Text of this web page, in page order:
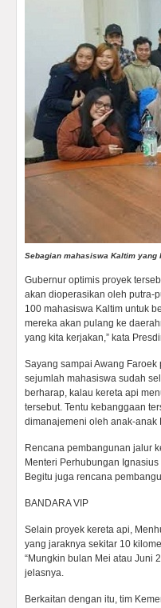
Sebagian mahasiswa Kaltim yang
Gubernur optimis proyek
akan dioperasikan oleh putra-
100 mahasiswa Kaltim untuk
mereka akan pulang ke
yang kita kerjakan,” kata
Sayang sampai Awang
sejumlah mahasiswa sudah
berharap, kalau kereta api
tersebut. Tentu kebanggaan
dimanajemeni oleh anak-anak
Rencana pembangunan jalur
Menteri Perhubungan
Begitu juga rencana
BANDARA VIP
Selain proyek kereta api,
yang jaraknya sekitar 10
“Mungkin bulan Mei atau Juni
jelasnya.
Berkaitan dengan itu, tim